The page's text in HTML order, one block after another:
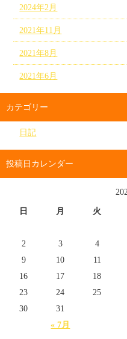
2024年2月
2021年11月
2021年8月
2021年6月
カテゴリー
日記
投稿日カレンダー
日 月 火
« 7月
2
3 4
9
10 11
16
17 18
23
24 25
30
31